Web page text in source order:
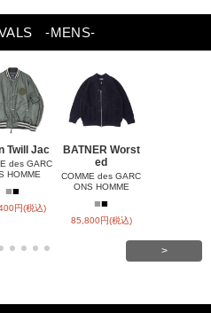
-MENS-
Twill Jac
des GARC
HOMME
■■
円(税込)
BATNER Worst
ed
COMME des GARC
ONS HOMME
■■
85,800円(税込)
>